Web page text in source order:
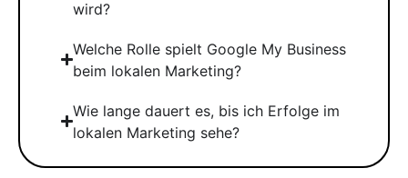
wird?
Welche Rolle spielt Google My Business
beim lokalen Marketing?
Wie lange dauert es, bis ich Erfolge im
lokalen Marketing sehe?